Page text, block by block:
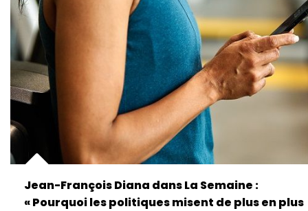
Jean-François Diana dans La Semaine :
« Pourquoi les politiques misent de plus en plus